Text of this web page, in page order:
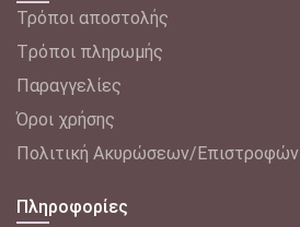
Τρόποι αποστολής
Tρόποι πληρωμής
Παραγγελίες
Όροι χρήσης
Πολιτική Ακυρώσεων/Επιστροφών
Πληροφορίες